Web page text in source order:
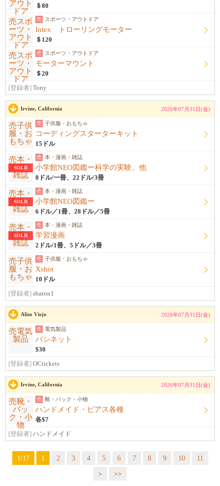
＄80
売 スポーツ・アウトドア
Intex トローリングモーター
＄120
売 スポーツ・アウトドア
モーターマウント
＄20
[登録者] Tony
Irvine, California 2026年07月31日(金)
売 子供服・おもちゃ
コーディングスターターキット
15ドル
SOLD
売 本・漫画・雑誌
小学館NEO図鑑ー科学の実験、他
8ドル/一冊、22ドル/3冊
SOLD
売 本・漫画・雑誌
小学館NEO図鑑ー
6ドル／1冊、28ドル／5冊
SOLD
売 本・漫画・雑誌
学習漫画
2ドル/1冊、5ドル／3冊
売 子供服・おもちゃ
Xshot
10ドル
[登録者] sharon1
Aliso Viejo 2026年07月31日(金)
売 電気製品
バシネット
$30
[登録者] OCtickets
Irvine, California 2026年07月31日(金)
売 靴・バック・小物
ハンドメイド・ピアス各種
各$7
[登録者] ハンドメイド
1/17 1 2 3 4 5 6 7 8 9 10
11
>
>>